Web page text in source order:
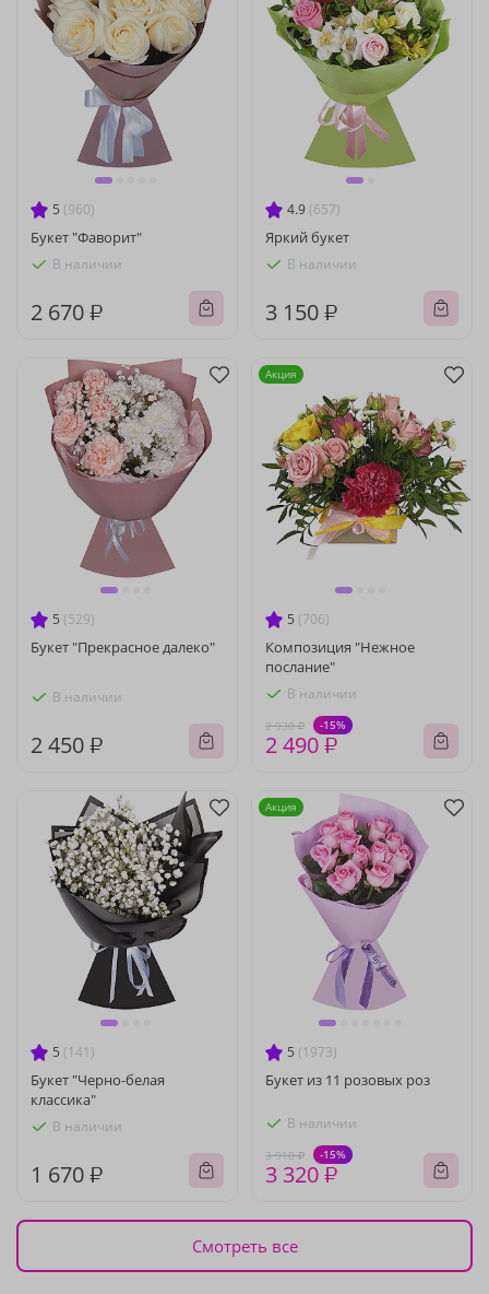
5 (960)
Букет "Фаворит"
В наличии
2 670 ₽
4.9 (657)
Яркий букет
В наличии
3 150 ₽
5 (529)
Букет "Прекрасное далеко"
В наличии
2 450 ₽
5 (706)
Композиция "Нежное
послание"
В наличии
2 930 ₽ -15%
2 490 ₽
Акция
5 (141)
Букет "Черно-белая
классика"
В наличии
1 670 ₽
5 (1973)
Букет из 11 розовых роз
В наличии
3 910 ₽ -15%
3 320 ₽
Акция
Смотреть все